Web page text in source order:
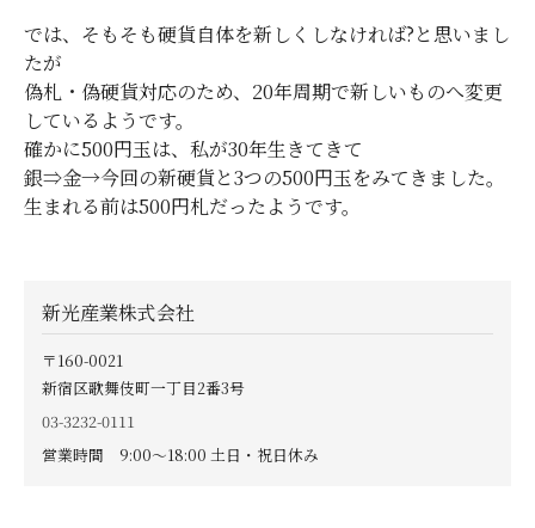
では、そもそも硬貨自体を新しくしなければ?と思いまし
たが
偽札・偽硬貨対応のため、20年周期で新しいものへ変更
しているようです。
確かに500円玉は、私が30年生きてきて
銀⇒金→今回の新硬貨と3つの500円玉をみてきました。
生まれる前は500円札だったようです。
新光産業株式会社
〒160-0021
新宿区歌舞伎町一丁目2番3号
03-3232-0111
営業時間 9:00〜18:00 土日・祝日休み